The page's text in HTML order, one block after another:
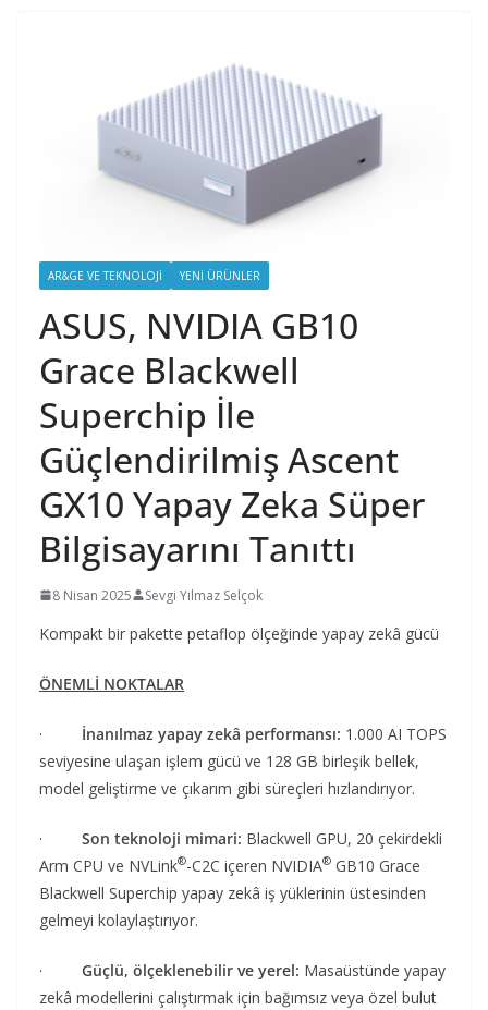
AR&GE VE TEKNOLOJI YENI ÜRÜNLER
ASUS, NVIDIA GB10
Grace Blackwell
Superchip İle
Güçlendirilmiş Ascent
GX10 Yapay Zeka Süper
Bilgisayarını Tanıttı
8 Nisan 2025 Sevgi Yılmaz Selçok
Kompakt bir pakette petaflop ölçeğinde yapay zekâ gücü
ÖNEMLİ NOKTALAR
· İnanılmaz yapay zekâ performansı: 1.000 AI TOPS
seviyesine ulaşan işlem gücü ve 128 GB birleşik bellek,
model geliştirme ve çıkarım gibi süreçleri hızlandırıyor.
· Son teknoloji mimari: Blackwell GPU, 20 çekirdekli
Arm CPU ve NVLink®-C2C içeren NVIDIA® GB10 Grace
Blackwell Superchip yapay zekâ iş yüklerinin üstesinden
gelmeyi kolaylaştırıyor.
· Güçlü, ölçeklenebilir ve yerel: Masaüstünde yapay
zekâ modellerini çalıştırmak için bağımsız veya özel bulut